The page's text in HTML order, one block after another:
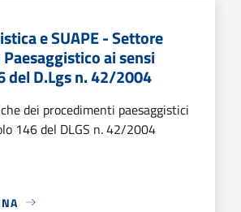
e SUAPE - Settore
ai sensi
del D.Lgs n. 42/2004
dei procedimenti paesaggistici
146 del DLGS n. 42/2004